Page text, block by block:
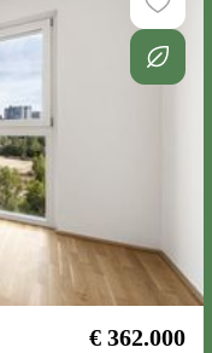
€ 362.000